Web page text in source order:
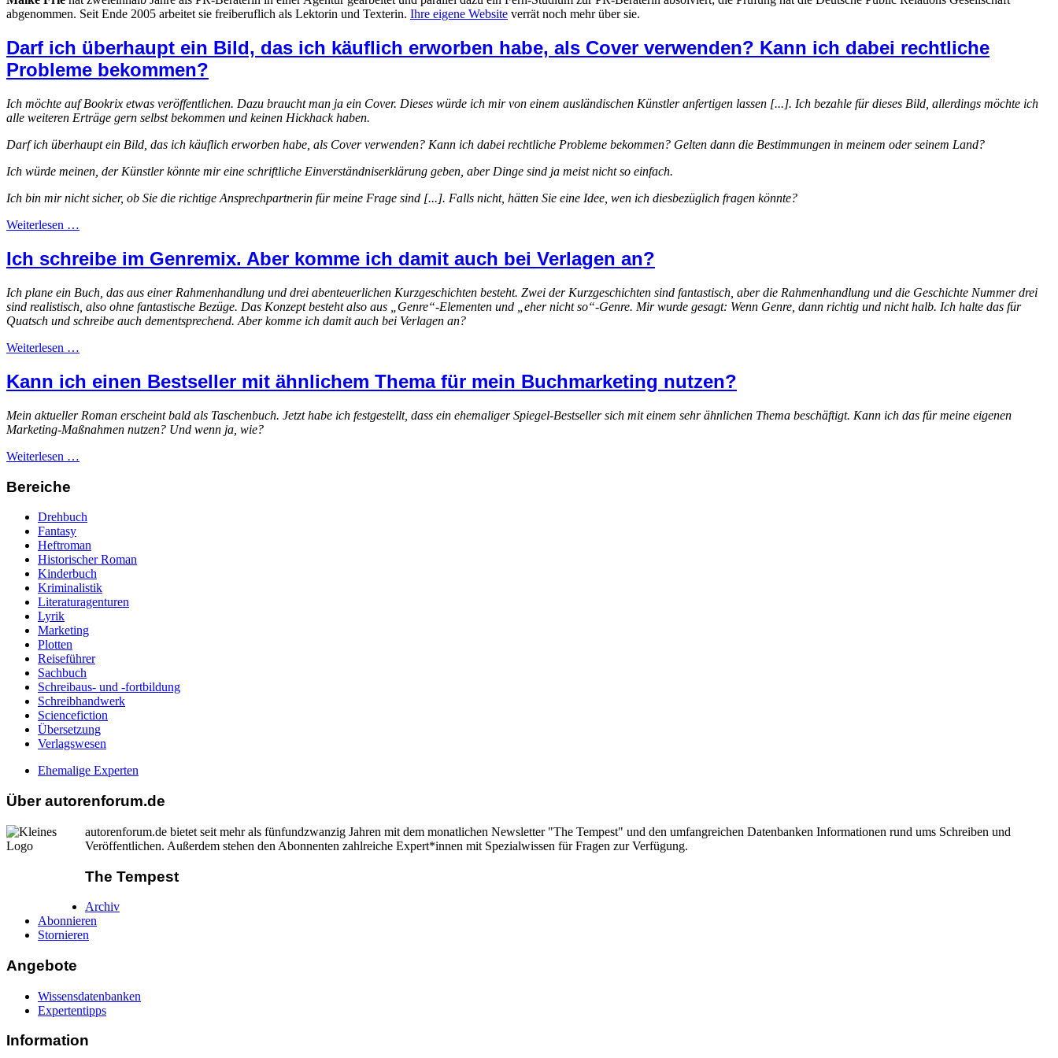
abgenommen. Seit Ende 2005 arbeitet sie freiberuflich als Lektorin und Texterin. Ihre eigene Website verrät noch mehr über sie.
Darf ich überhaupt ein Bild, das ich käuflich erworben habe, als Cover verwenden? Kann ich dabei rechtliche
Probleme bekommen?
Ich möchte auf Bookrix etwas veröffentlichen. Dazu braucht man ja ein Cover. Dieses würde ich mir von einem ausländischen Künstler anfertigen lassen [...]. Ich bezahle für dieses Bild, allerdings möchte ich
alle weiteren Erträge gern selbst bekommen und keinen Hickhack haben.
Darf ich überhaupt ein Bild, das ich käuflich erworben habe, als Cover verwenden? Kann ich dabei rechtliche Probleme bekommen? Gelten dann die Bestimmungen in meinem oder seinem Land?
Ich würde meinen, der Künstler könnte mir eine schriftliche Einverständniserklärung geben, aber Dinge sind ja meist nicht so einfach.
Ich bin mir nicht sicher, ob Sie die richtige Ansprechpartnerin für meine Frage sind [...]. Falls nicht, hätten Sie eine Idee, wen ich diesbezüglich fragen könnte?
Weiterlesen …
Ich schreibe im Genremix. Aber komme ich damit auch bei Verlagen an?
Ich plane ein Buch, das aus einer Rahmenhandlung und drei abenteuerlichen Kurzgeschichten besteht. Zwei der Kurzgeschichten sind fantastisch, aber die Rahmenhandlung und die Geschichte Nummer drei
sind realistisch, also ohne fantastische Bezüge. Das Konzept besteht also aus „Genre“-Elementen und „eher nicht so“-Genre. Mir wurde gesagt: Wenn Genre, dann richtig und nicht halb. Ich halte das für
Quatsch und schreibe auch dementsprechend. Aber komme ich damit auch bei Verlagen an?
Weiterlesen …
Kann ich einen Bestseller mit ähnlichem Thema für mein Buchmarketing nutzen?
Mein aktueller Roman erscheint bald als Taschenbuch. Jetzt habe ich festgestellt, dass ein ehemaliger Spiegel-Bestseller sich mit einem sehr ähnlichen Thema beschäftigt. Kann ich das für meine eigenen
Marketing-Maßnahmen nutzen? Und wenn ja, wie?
Weiterlesen …
Bereiche
Drehbuch
Fantasy
Heftroman
Historischer Roman
Kinderbuch
Kriminalistik
Literaturagenturen
Lyrik
Marketing
Plotten
Reiseführer
Sachbuch
Schreibaus- und -fortbildung
Schreibhandwerk
Sciencefiction
Übersetzung
Verlagswesen
Ehemalige Experten
Über autorenforum.de
autorenforum.de bietet seit mehr als fünfundzwanzig Jahren mit dem monatlichen Newsletter "The Tempest" und den umfangreichen Datenbanken Informationen rund ums Schreiben und
Veröffentlichen. Außerdem stehen den Abonnenten zahlreiche Expert*innen mit Spezialwissen für Fragen zur Verfügung.
The Tempest
Archiv
Abonnieren
Stornieren
Angebote
Wissensdatenbanken
Expertentipps
Information